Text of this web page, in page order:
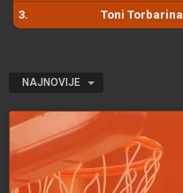
3. Toni Torbarina
NAJNOVIJE